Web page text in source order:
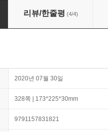
색엔진 최적화
리뷰/한줄평 (4/4)
2020년 07월 30일
328쪽 | 173*225*30mm
9791157831821